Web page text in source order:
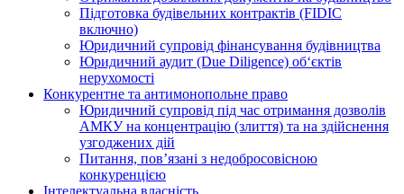
Підготовка будівельних контрактів (FIDIC
включно)
Юридичний супровід фінансування будівництва
Юридичний аудит (Due Diligence) об‘єктів
нерухомості
Конкурентне та антимонопольне право
Юридичний супровід під час отримання дозволів
АМКУ на концентрацію (злиття) та на здійснення
узгоджених дій
Питання, пов’язані з недобросовісною
конкуренцією